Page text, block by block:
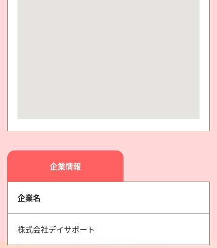
企業情報
企業名
株式会社デイサポート